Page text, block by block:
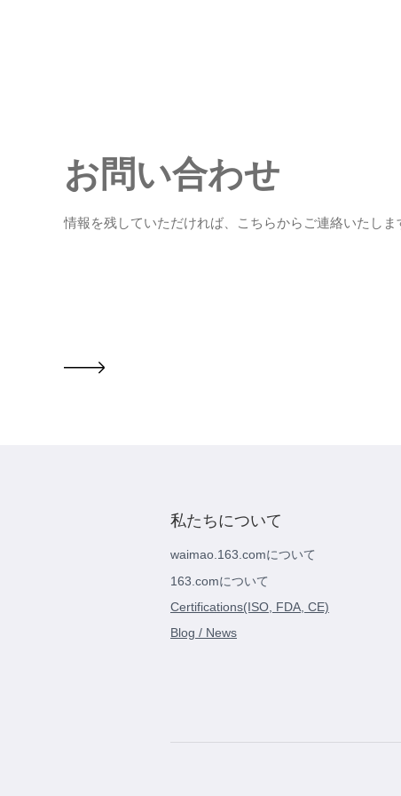
お問い合わせ
情報を残していただければ、こちらからご連絡いたしま
私たちについて
waimao.163.comについて
163.comについて
Certifications(ISO, FDA, CE)
Blog / News